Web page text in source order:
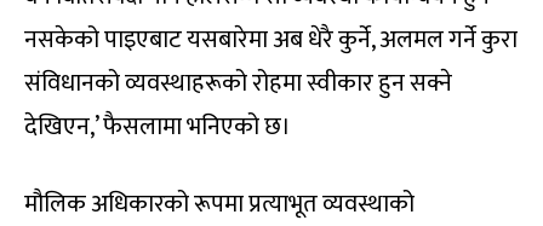
नसकेको पाइएबाट यसबारेमा अब धेरै कुर्ने, अलमल गर्ने कुरा
संविधानको व्यवस्थाहरूको रोहमा स्वीकार हुन सक्ने
देखिएन,’ फैसलामा भनिएको छ।
मौलिक अधिकारको रूपमा प्रत्याभूत व्यवस्थाको